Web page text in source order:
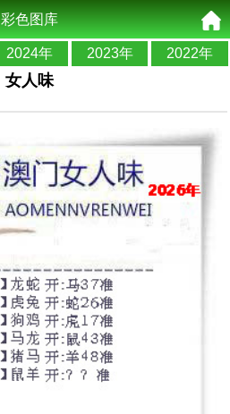
彩色图库
2024年 2023年 2022年
女人味